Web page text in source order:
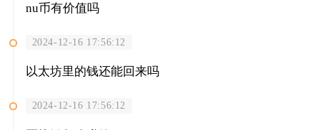
nu币有价值吗
2024-12-16 17:56:12
以太坊里的钱还能回来吗
2024-12-16 17:56:12